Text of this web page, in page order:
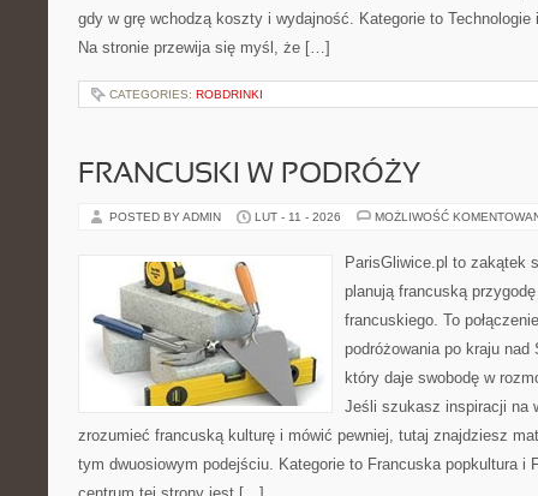
gdy w grę wchodzą koszty i wydajność. Kategorie to Technologie
Na stronie przewija się myśl, że […]
CATEGORIES: ROBDRINKI
FRANCUSKI W PODRÓŻY
POSTED BY ADMIN LUT - 11 - 2026 MOŻLIWOŚĆ
ParisGliwice.pl to zakątek
planują francuską
francuskiego. To
podróżowania po kraju
który daje swobodę w
Jeśli szukasz inspiracji na
zrozumieć francuską kulturę i mówić pewniej, tutaj znajdziesz
tym dwuosiowym podejściu. Kategorie to Francuska popkultura i